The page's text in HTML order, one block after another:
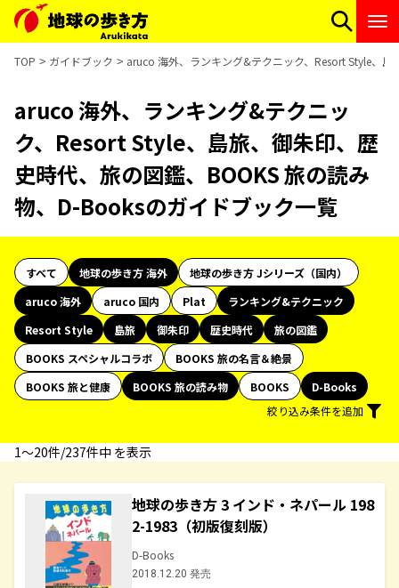
TOP ガイドブック aruco 海外、ランキング&テクニック、Resort Style、
aruco 海外、ランキング&テクニッ
ク、Resort Style、島旅、御朱印、歴
史時代、旅の図鑑、BOOKS 旅の読み
物、D-Booksのガイドブック一覧
すべて 地球の歩き方 海外
地球の歩き方 Jシリーズ（国内）
aruco 海外
aruco 国内 Plat
ランキング&テクニック
Resort Style
島旅 御朱印 歴史時代
旅の図鑑
BOOKS スペシャルコラボ
BOOKS 旅の名言＆絶景
BOOKS 旅と健康
BOOKS 旅の読み物 BOOKS
D-Books
絞り込み条件を追加
1〜20件/237件中 を表示
地球の歩き方 3 インド・ネパール 198
2-1983（初版復刻版）
D-Books
2018.12.20 発売